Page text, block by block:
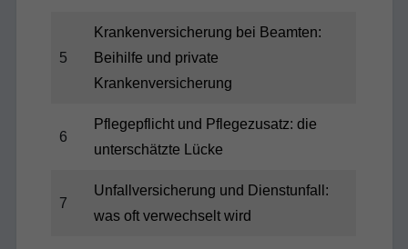
5
Krankenversicherung bei Beamten:
Beihilfe und private
Krankenversicherung
6
Pflegepflicht und Pflegezusatz: die
unterschätzte Lücke
7
Unfallversicherung und Dienstunfall:
was oft verwechselt wird